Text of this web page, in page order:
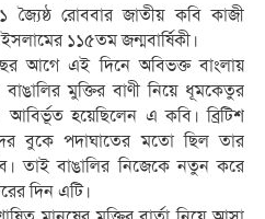
রোববার জাতীয় কবি কাজী
১১৫তম জন্মবার্ষিকী।
আগে এই দিনে অবিভক্ত বাংলায়
বাঙালির মুক্তির বাণী নিয়ে ধূমকেতুর
হয়েছিলেন এ কবি। ব্রিটিশ
বুকে পদাঘাতের মতো ছিল তার
তাই বাঙালির নিজেকে নতুন করে
দিন এটি।